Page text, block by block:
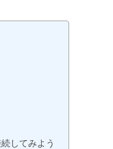
してみよう